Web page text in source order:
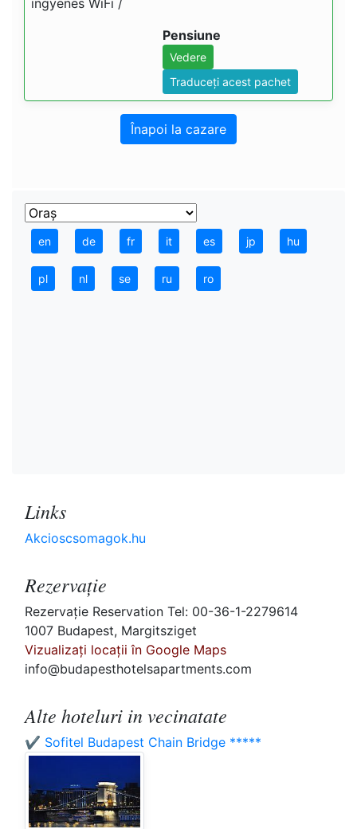
ingyenes WiFi /
Pensiune
Vedere
Traduceți acest pachet
Înapoi la cazare
en de fr it es jp hu
pl nl se ru ro
Links
Akcioscsomagok.hu
Rezervaţie
Rezervaţie Reservation Tel: 00-36-1-2279614
1007 Budapest, Margitsziget
Vizualizați locații în Google Maps
info@budapesthotelsapartments.com
Alte hoteluri in vecinatate
✔️ Sofitel Budapest Chain Bridge *****